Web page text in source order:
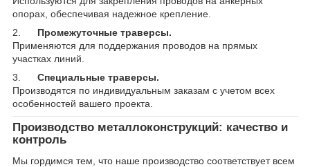
опорах, обеспечивая надежное крепление.
2.
Промежуточные траверсы.
Применяются для поддержания проводов на прямых
участках линий.
3.
Специальные траверсы.
Производятся по индивидуальным заказам с учетом всех
особенностей вашего проекта.
Производство металлоконструкций: качество и
контроль
Мы гордимся тем, что наше производство соответствует всем